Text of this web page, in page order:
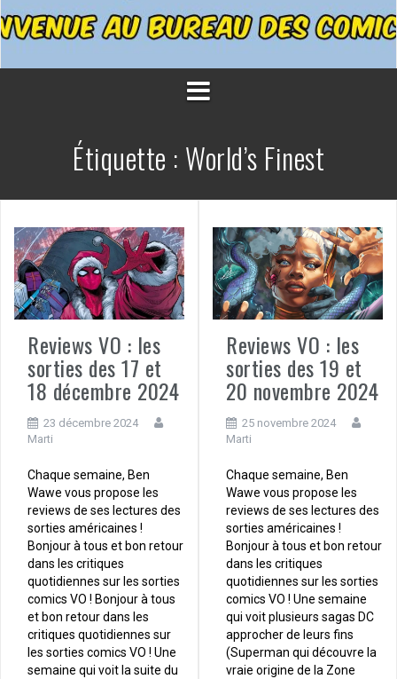
Étiquette : World’s Finest
Reviews VO : les
sorties des 17 et
18 décembre 2024
23 décembre 2024
Marti
Chaque semaine, Ben
Wawe vous propose les
reviews de ses lectures des
sorties américaines !
Bonjour à tous et bon retour
dans les critiques
quotidiennes sur les sorties
comics VO ! Bonjour à tous
et bon retour dans les
critiques quotidiennes sur
les sorties comics VO ! Une
semaine qui voit la suite du
Reviews VO : les
sorties des 19 et
20 novembre 2024
25 novembre 2024
Marti
Chaque semaine, Ben
Wawe vous propose les
reviews de ses lectures des
sorties américaines !
Bonjour à tous et bon retour
dans les critiques
quotidiennes sur les sorties
comics VO ! Une semaine
qui voit plusieurs sagas DC
approcher de leurs fins
(Superman qui découvre la
vraie origine de la Zone